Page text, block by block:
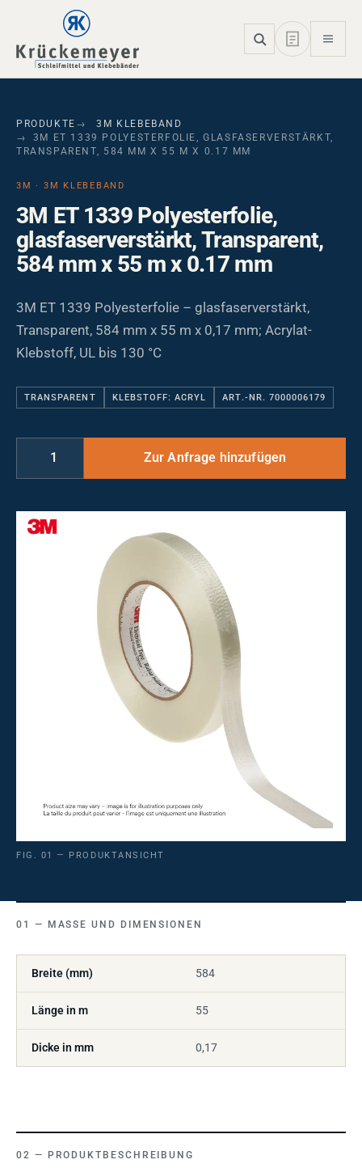
Skip to main navigation
Skip to main content
Skip to page footer
PRODUKTE
3M KLEBEBAND
3M ET 1339 POLYESTERFOLIE, GLASFASERVERSTÄRKT,
TRANSPARENT, 584 MM X 55 M X 0.17 MM
3M · 3M KLEBEBAND
3M ET 1339 Polyesterfolie,
glasfaserverstärkt, Transparent,
584 mm x 55 m x 0.17 mm
3M ET 1339 Polyesterfolie – glasfaserverstärkt,
Transparent, 584 mm x 55 m x 0,17 mm; Acrylat-
Klebstoff, UL bis 130 °C
TRANSPARENT KLEBSTOFF: ACRYL ART.-NR. 7000006179
FIG. 01 — PRODUKTANSICHT
MASSE UND DIMENSIONEN
Breite (mm) 584
Länge in m 55
Dicke in mm 0,17
PRODUKTBESCHREIBUNG